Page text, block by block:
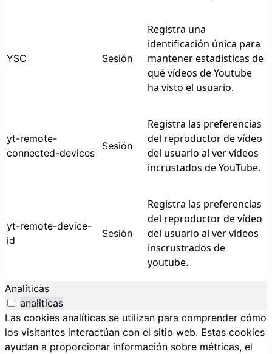
YSC Sesión
Registra una
identificación única para
mantener estadísticas de
qué vídeos de Youtube
ha visto el usuario.
yt-remote-
connected-devices
Sesión
Registra las preferencias
del reproductor de vídeo
del usuario al ver vídeos
incrustados de YouTube.
yt-remote-device-
id
Sesión
Registra las preferencias
del reproductor de vídeo
del usuario al ver vídeos
inscrustrados de
youtube.
Analíticas
analiticas
Las cookies analíticas se utilizan para comprender cómo
los visitantes interactúan con el sitio web. Estas cookies
ayudan a proporcionar información sobre métricas, el